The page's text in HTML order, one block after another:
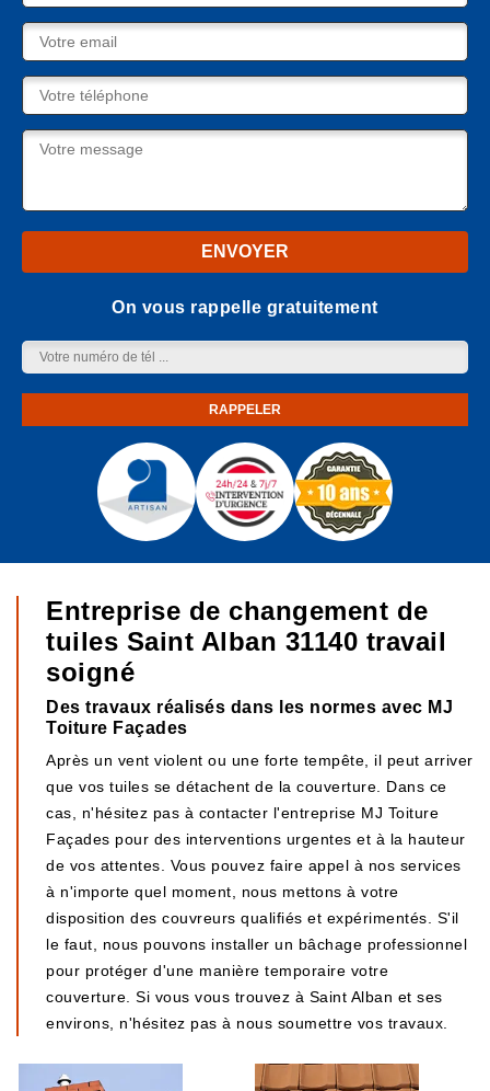
On vous rappelle gratuitement
Entreprise de changement de
tuiles Saint Alban 31140 travail
soigné
Des travaux réalisés dans les normes avec MJ
Toiture Façades
Après un vent violent ou une forte tempête, il peut arriver
que vos tuiles se détachent de la couverture. Dans ce
cas, n'hésitez pas à contacter l'entreprise MJ Toiture
Façades pour des interventions urgentes et à la hauteur
de vos attentes. Vous pouvez faire appel à nos services
à n'importe quel moment, nous mettons à votre
disposition des couvreurs qualifiés et expérimentés. S'il
le faut, nous pouvons installer un bâchage professionnel
pour protéger d'une manière temporaire votre
couverture. Si vous vous trouvez à Saint Alban et ses
environs, n'hésitez pas à nous soumettre vos travaux.